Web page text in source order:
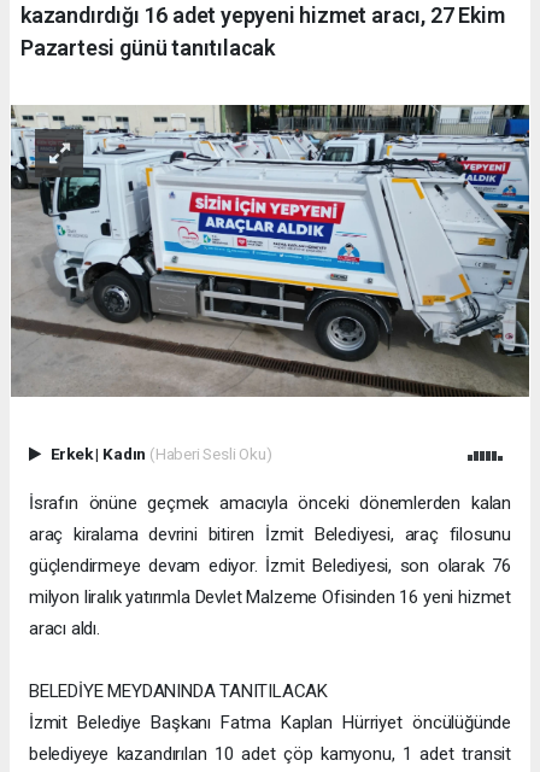
kazandırdığı 16 adet yepyeni hizmet aracı, 27 Ekim
Pazartesi günü tanıtılacak
Erkek| Kadın (Haberi Sesli Oku)
İsrafın önüne geçmek amacıyla önceki dönemlerden kalan
araç kiralama devrini bitiren İzmit Belediyesi, araç filosunu
güçlendirmeye devam ediyor. İzmit Belediyesi, son olarak 76
milyon liralık yatırımla Devlet Malzeme Ofisinden 16 yeni hizmet
aracı aldı.
BELEDİYE MEYDANINDA TANITILACAK
İzmit Belediye Başkanı Fatma Kaplan Hürriyet öncülüğünde
belediyeye kazandırılan 10 adet çöp kamyonu, 1 adet transit